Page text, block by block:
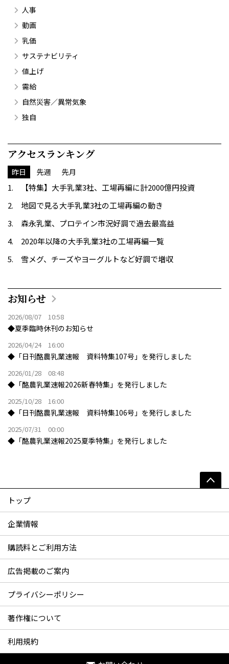
人事
動画
乳価
サステナビリティ
値上げ
需給
自然災害／異常気象
独自
アクセスランキング
昨日 先週 先月
【特集】大手乳業3社、工場再編に計2000億円投資
地図で見る大手乳業3社の工場再編の動き
森永乳業、プロテイン市況好調で過去最高益
2020年以降の大手乳業3社の工場再編一覧
雪メグ、チーズやヨーグルトなど好調で増収
お知らせ
2026/08/07 10:58
◆夏季臨時休刊のお知らせ
2026/04/24 16:00
◆「日刊酪農乳業速報 資料特集107号」を発行しました
2026/01/28 08:48
◆「酪農乳業速報2026新春特集」を発行しました
2025/10/28 16:00
◆「日刊酪農乳業速報 資料特集106号」を発行しました
2025/07/31 00:00
◆「酪農乳業速報2025夏季特集」を発行しました
トップ
企業情報
購読料とご利用方法
広告掲載のご案内
プライバシーポリシー
著作権について
利用規約